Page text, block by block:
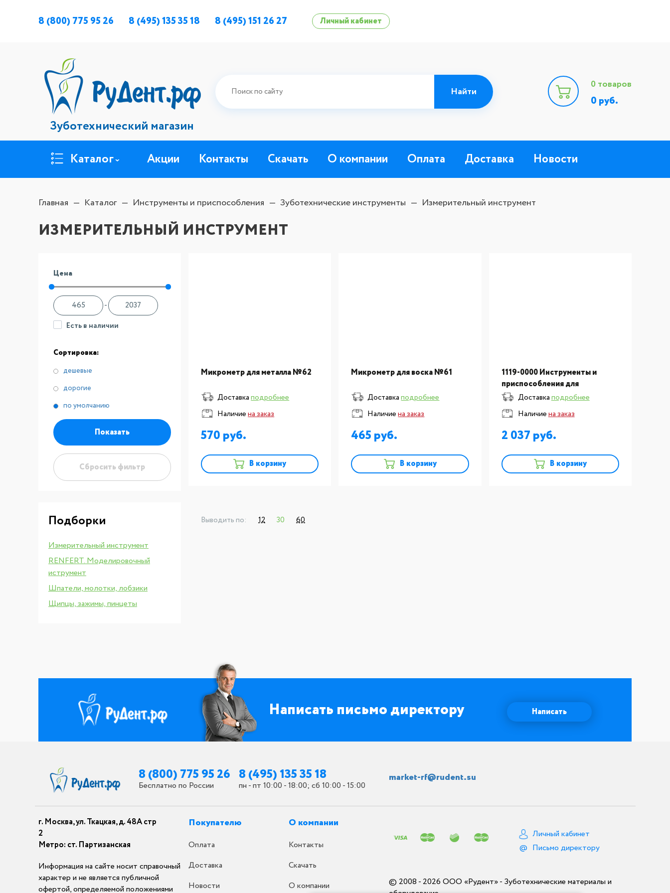
8 (800) 775 95 26 8 (495) 135 35 18 8 (495) 151 26 27 Личный кабинет
Зуботехнический магазин
0товаров
0 руб.
Каталог Акции Контакты Скачать О компании Оплата Доставка Новости
Главная Каталог Инструменты и приспособления Зуботехнические инструменты Измерительный инструмент
ИЗМЕРИТЕЛЬНЫЙ ИНСТРУМЕНТ
Цена
-
Есть в наличии
Сортировка:
дешевые
дорогие
по умолчанию
Показать
Сбросить фильтр
Подборки
Измерительный инструмент
RENFERT. Моделировочный
иструмент
Шпатели, молотки, лобзики
Щипцы, зажимы, пинцеты
Микрометр для металла №62
Доставкаподробнее
Наличиена заказ
570
В корзину
Микрометр для воска №61
Доставкаподробнее
Наличиена заказ
465
В корзину
1119-0000 Инструменты и
приспособления для
зуботехнических лабораторий
используемые для формовки:
Кронциркуль - микрометр для
измерения мета?
Доставкаподробнее
Наличиена заказ
2 037
В корзину
Выводить по: 12 30 60
Написать письмо директору Написать
8 (800) 775 95 26
Бесплатно по России
8 (495) 135 35 18
пн - пт 10:00 - 18:00; сб 10:00 - 15:00
market-rf@rudent.su
г. Москва, ул. Ткацкая, д. 48А стр
2
Метро: ст. Партизанская
Информация на сайте носит справочный
характер и не является публичной
офертой, определяемой положениями
Покупателю
Оплата
Доставка
Новости
О компании
Контакты
Скачать
О компании
Личный кабинет
Письмо директору
© 2008 - 2026 ООО «Рудент» - Зуботехнические материалы и